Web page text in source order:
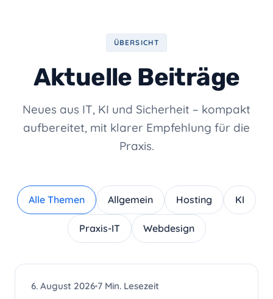
ÜBERSICHT
Aktuelle Beiträge
Neues aus IT, KI und Sicherheit – kompakt
aufbereitet, mit klarer Empfehlung für die
Praxis.
Alle Themen Allgemein Hosting KI
Praxis-IT Webdesign
6. August 2026 7 Min. Lesezeit